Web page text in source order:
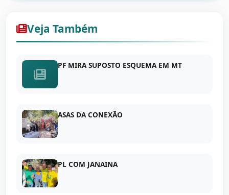
Veja Também
PF MIRA SUPOSTO ESQUEMA EM MT
ASAS DA CONEXÃO
PL COM JANAINA